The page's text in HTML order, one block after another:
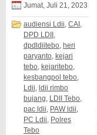
Jumat, Juli 21, 2023
audiensi Ldii CAI
DPD LDII
dpdldiitebo heri
paryanto kejari
tebo kejaritebo
kesbangpol tebo
Ldii ldii rimbo
bujang LDII Tebo
pac ldii PAW ldii
PC Ldii Polres
Tebo